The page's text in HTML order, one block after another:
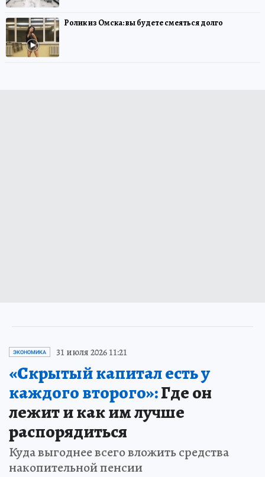
Ролик из Омска: вы будете смеяться долго
ЭКОНОМИКА 31 июля 2026 11:21
«Скрытый капитал есть у
каждого второго»:Где он
лежит и как им лучше
распорядиться
Куда выгоднее всего вложить средства
накопительной пенсии